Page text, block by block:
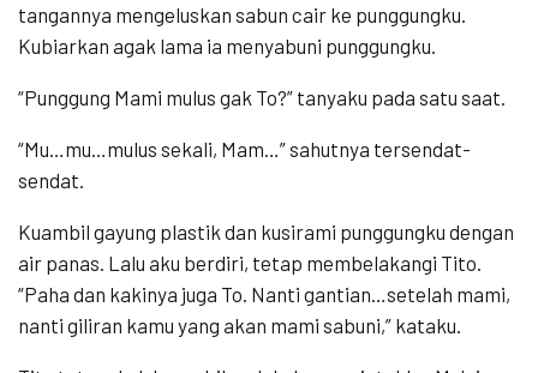
tangannya mengeluskan sabun cair ke punggungku.
Kubiarkan agak lama ia menyabuni punggungku.
“Punggung Mami mulus gak To?” tanyaku pada satu saat.
“Mu…mu…mulus sekali, Mam…” sahutnya tersendat-
sendat.
Kuambil gayung plastik dan kusirami punggungku dengan
air panas. Lalu aku berdiri, tetap membelakangi Tito.
“Paha dan kakinya juga To. Nanti gantian…setelah mami,
nanti giliran kamu yang akan mami sabuni,” kataku.